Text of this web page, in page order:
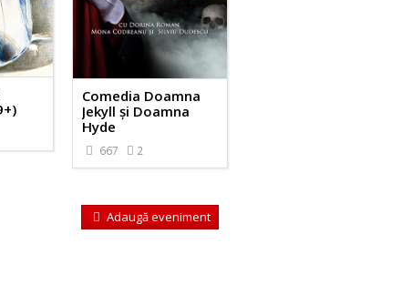
Comedia Doamna
Jekyll și Doamna
Hyde
667 2
Adaugă eveniment